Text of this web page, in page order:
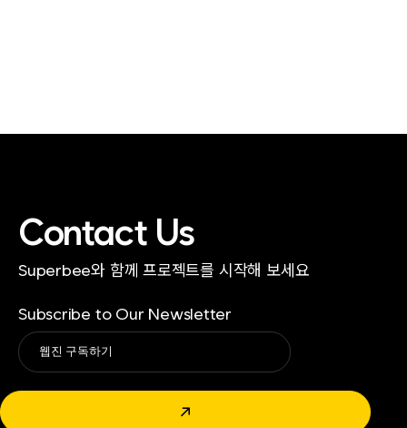
Contact Us
Superbee와 함께 프로젝트를 시작해 보세요
Subscribe to Our Newsletter
↗
Alternative: